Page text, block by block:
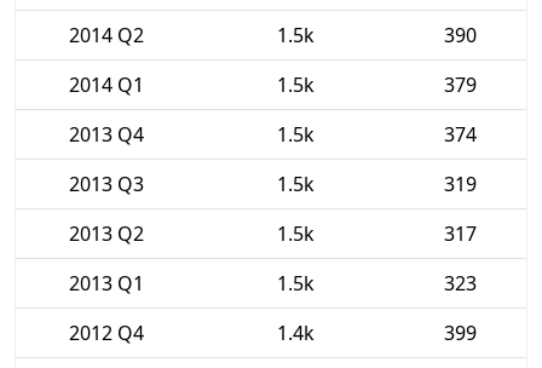
2014 Q2
1.5k
390
2014 Q1
1.5k
379
2013 Q4
1.5k
374
2013 Q3
1.5k
319
2013 Q2
1.5k
317
2013 Q1
1.5k
323
2012 Q4
1.4k
399